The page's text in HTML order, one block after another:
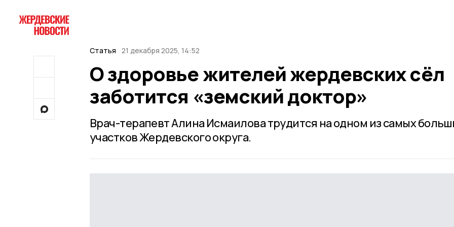
Статья 21 декабря 2025, 14:52
О здоровье жителей жердевских сёл
заботится «земский доктор»
Врач-терапевт Алина Исмаилова трудится на одном из самых
участков Жердевского округа.